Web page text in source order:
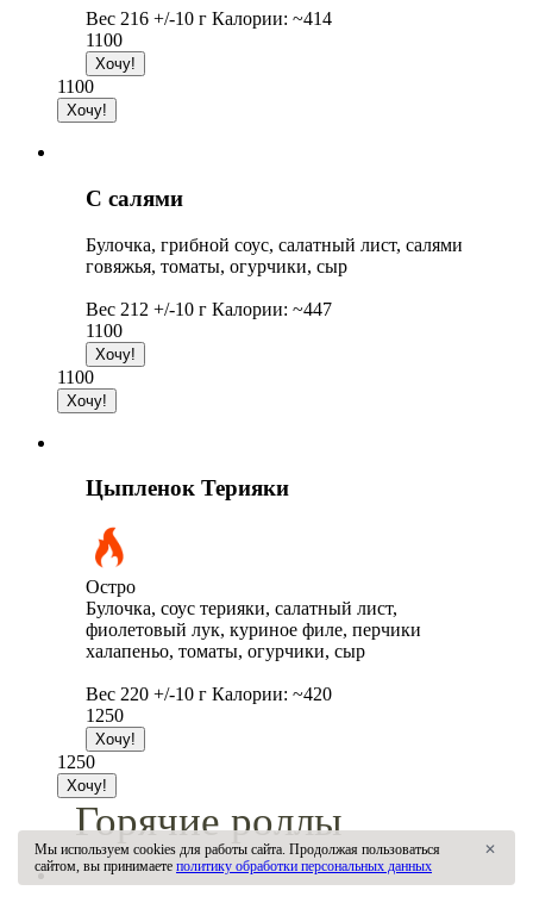
Вес 216 +/-10 г Калории: ~414
1100
1100
С салями
Булочка, грибной соус, салатный лист, салями
говяжья, томаты, огурчики, сыр
Вес 212 +/-10 г Калории: ~447
1100
1100
Цыпленок Терияки
Остро
Булочка, соус терияки, салатный лист,
фиолетовый лук, куриное филе, перчики
халапеньо, томаты, огурчики, сыр
Вес 220 +/-10 г Калории: ~420
1250
1250
Горячие роллы
Мы используем cookies для работы сайта. Продолжая пользоваться
сайтом, вы принимаете политику обработки персональных данных
✕